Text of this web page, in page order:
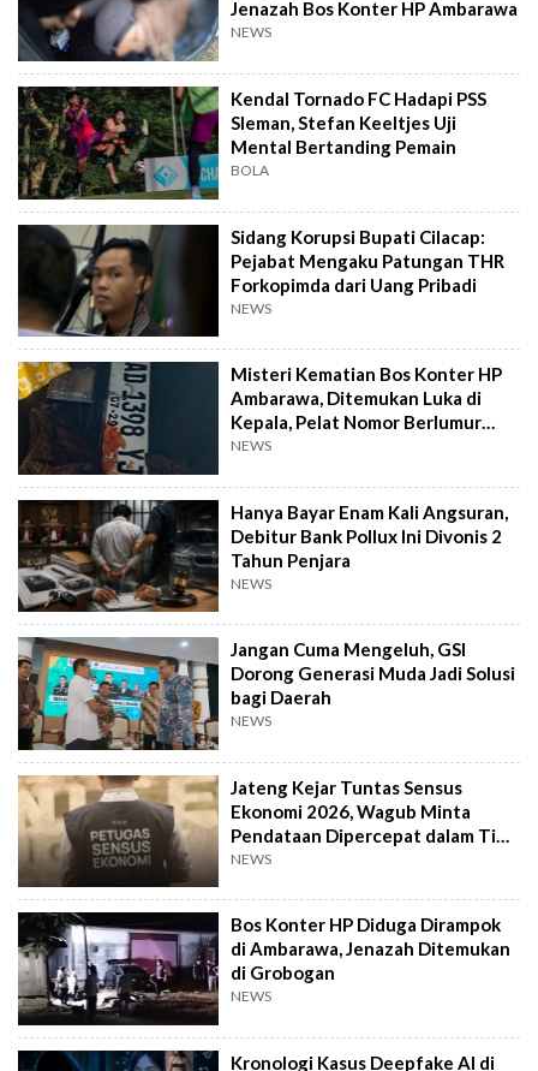
Jenazah Bos Konter HP Ambarawa
NEWS
Kendal Tornado FC Hadapi PSS
Sleman, Stefan Keeltjes Uji
Mental Bertanding Pemain
BOLA
Sidang Korupsi Bupati Cilacap:
Pejabat Mengaku Patungan THR
Forkopimda dari Uang Pribadi
NEWS
Misteri Kematian Bos Konter HP
Ambarawa, Ditemukan Luka di
Kepala, Pelat Nomor Berlumur
Darah
NEWS
Hanya Bayar Enam Kali Angsuran,
Debitur Bank Pollux Ini Divonis 2
Tahun Penjara
NEWS
Jangan Cuma Mengeluh, GSI
Dorong Generasi Muda Jadi Solusi
bagi Daerah
NEWS
Jateng Kejar Tuntas Sensus
Ekonomi 2026, Wagub Minta
Pendataan Dipercepat dalam Tiga
Pekan
NEWS
Bos Konter HP Diduga Dirampok
di Ambarawa, Jenazah Ditemukan
di Grobogan
NEWS
Kronologi Kasus Deepfake AI di